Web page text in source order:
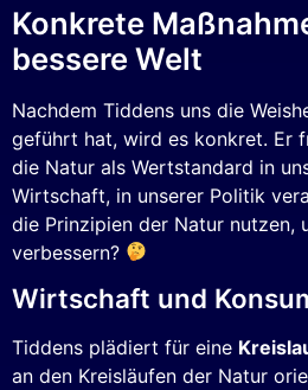
Konkrete
bessere Welt
Nachdem Tiddens uns die
geführt hat, wird es konkret. Er
die Natur als Wertstandard in
Wirtschaft, in unserer Politik
die Prinzipien der Natur nutzen,
verbessern?
Wirtschaft und
Tiddens plädiert für eine
an den Kreisläufen der Natur